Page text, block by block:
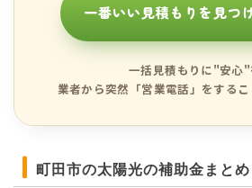
一番いい見積もりを見つ
一括見積もりに"安心"
業者から突然「営業電話」をするこ
町田市の太陽光の補助金まとめ